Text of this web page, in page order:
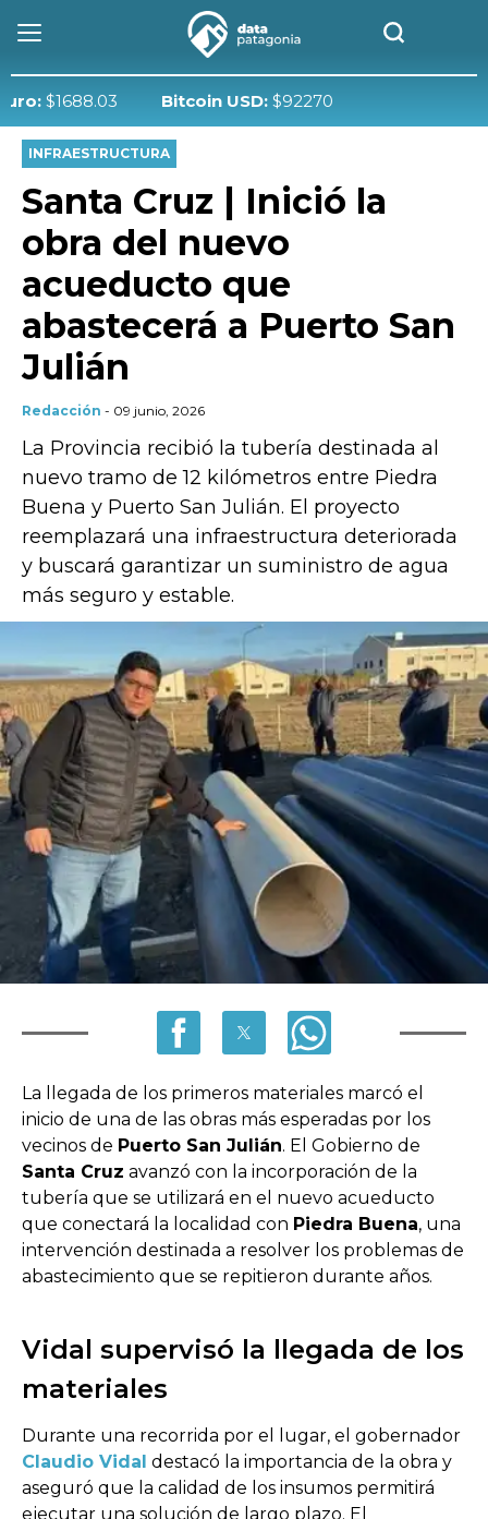
Bitcoin USD:$92270
INFRAESTRUCTURA
Santa Cruz | Inició la
obra del nuevo
acueducto que
abastecerá a Puerto San
Julián
Redacción - 09 junio, 2026
La Provincia recibió la tubería destinada al
nuevo tramo de 12 kilómetros entre Piedra
Buena y Puerto San Julián. El proyecto
reemplazará una infraestructura deteriorada
y buscará garantizar un suministro de agua
más seguro y estable.
La llegada de los primeros materiales marcó el
inicio de una de las obras más esperadas por los
vecinos de Puerto San Julián. El Gobierno de
Santa Cruz avanzó con la incorporación de la
tubería que se utilizará en el nuevo acueducto
que conectará la localidad con Piedra Buena, una
intervención destinada a resolver los problemas de
abastecimiento que se repitieron durante años.
Vidal supervisó la llegada de los
materiales
Durante una recorrida por el lugar, el gobernador
Claudio Vidal destacó la importancia de la obra y
aseguró que la calidad de los insumos permitirá
ejecutar una solución de largo plazo. El